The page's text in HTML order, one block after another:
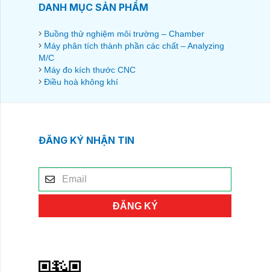
DANH MỤC SẢN PHẨM
Buồng thử nghiệm môi trường – Chamber
Máy phân tích thành phần các chất – Analyzing
M/C
Máy đo kích thước CNC
Điều hoà không khí
ĐĂNG KÝ NHẬN TIN
ĐĂNG KÝ